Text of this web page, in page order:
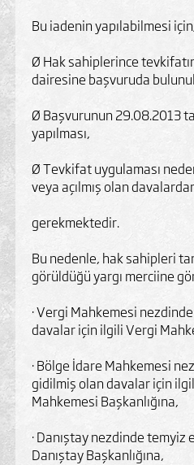
Bu iadenin yapılabilmesi
Ø Hak sahiplerince tevkifatın
dairesine başvuruda
Ø Başvurunun 29.08.2013
yapılması,
Ø Tevkifat uygulaması
veya açılmış olan
gerekmektedir.
Bu nedenle, hak sahipleri
görüldüğü yargı merciine
· Vergi Mahkemesi
davalar için ilgili Vergi
· Bölge İdare Mahkemesi
gidilmiş olan davalar için
Mahkemesi Başkanlığına,
· Danıştay nezdinde
Danıştay Başkanlığına,